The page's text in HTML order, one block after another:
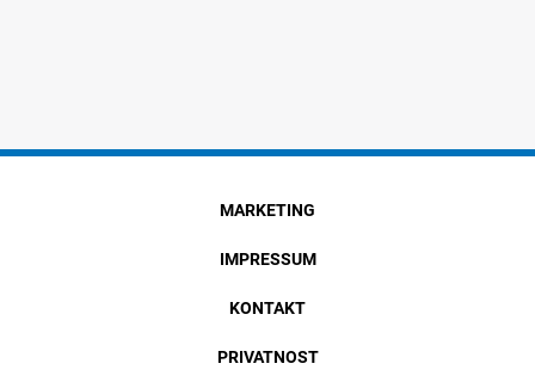
MARKETING
IMPRESSUM
KONTAKT
PRIVATNOST